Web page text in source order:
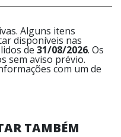
Alguns itens
disponíveis nas
de 31/08/2026. Os
sem aviso prévio.
com um de
TAMBÉM